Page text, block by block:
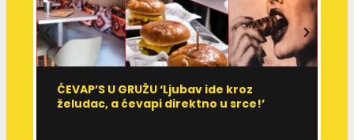
ĆEVAP’S U GRUŽU ‘Ljubav ide kroz
želudac, a ćevapi direktno u srce!’